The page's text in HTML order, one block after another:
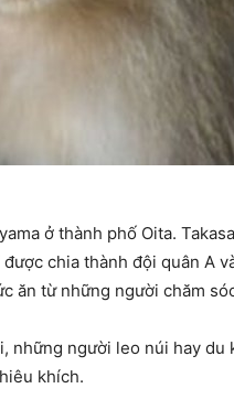
ở thành phố Oita.
chia thành đội quân A
ăn từ những người chăm
người leo núi hay
khích.